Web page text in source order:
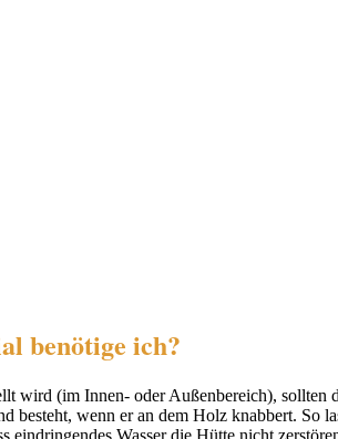
benötige ich?
wird (im Innen- oder Außenbereich),
besteht, wenn er an dem Holz knabbert. So